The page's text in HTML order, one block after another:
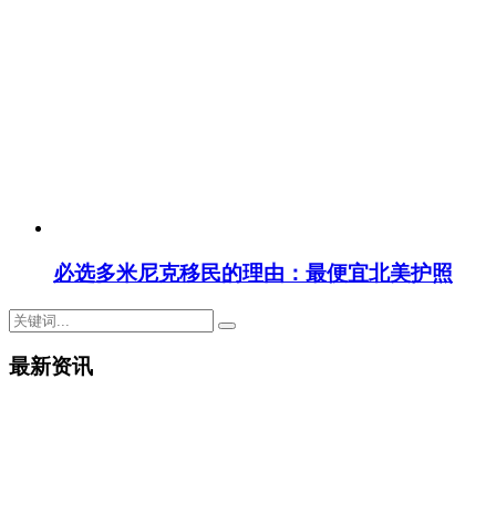
必选多米尼克移民的理由：最便宜北美护照
最新资讯